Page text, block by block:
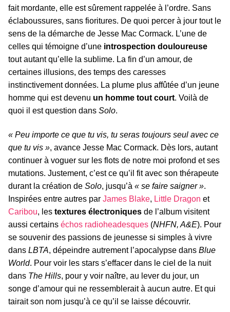
fait mordante, elle est sûrement rappelée à l’ordre. Sans
éclaboussures, sans fioritures. De quoi percer à jour tout le
sens de la démarche de Jesse Mac Cormack. L’une de
celles qui témoigne d’une introspection douloureuse
tout autant qu’elle la sublime. La fin d’un amour, de
certaines illusions, des temps des caresses
instinctivement données. La plume plus affûtée d’un jeune
homme qui est devenu un homme tout court. Voilà de
quoi il est question dans Solo.
« Peu importe ce que tu vis, tu seras toujours seul avec ce
que tu vis », avance Jesse Mac Cormack. Dès lors, autant
continuer à voguer sur les flots de notre moi profond et ses
mutations. Justement, c’est ce qu’il fit avec son thérapeute
durant la création de Solo, jusqu’à « se faire saigner ».
Inspirées entre autres par James Blake, Little Dragon et
Caribou, les textures électroniques de l’album visitent
aussi certains échos radioheadesques (NHFN, A&E). Pour
se souvenir des passions de jeunesse si simples à vivre
dans LBTA, dépeindre autrement l’apocalypse dans Blue
World. Pour voir les stars s’effacer dans le ciel de la nuit
dans The Hills, pour y voir naître, au lever du jour, un
songe d’amour qui ne ressemblerait à aucun autre. Et qui
tairait son nom jusqu’à ce qu’il se laisse découvrir.